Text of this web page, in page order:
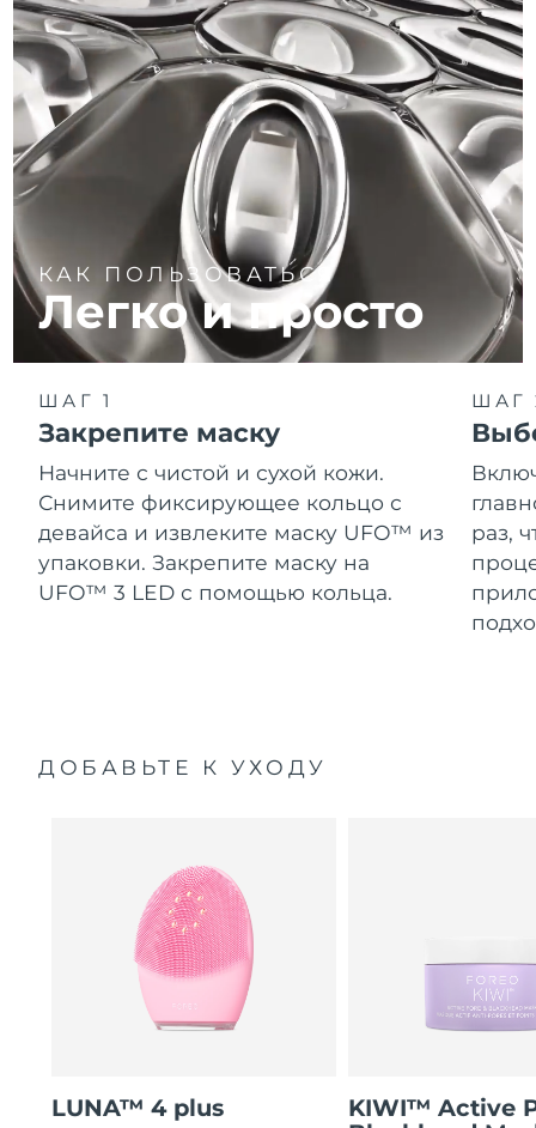
КАК ПОЛЬЗОВАТЬСЯ
Легко и просто
ШАГ 1
Закрепите маску
Начните с чистой и сухой кожи.
Снимите фиксирующее кольцо с
девайса и извлеките маску UFO™ из
упаковки. Закрепите маску на
UFO™ 3 LED с помощью кольца.
ШАГ
раз,
ДОБАВЬТЕ К УХОДУ
LUNA™ 4 plus
KIWI™ Active